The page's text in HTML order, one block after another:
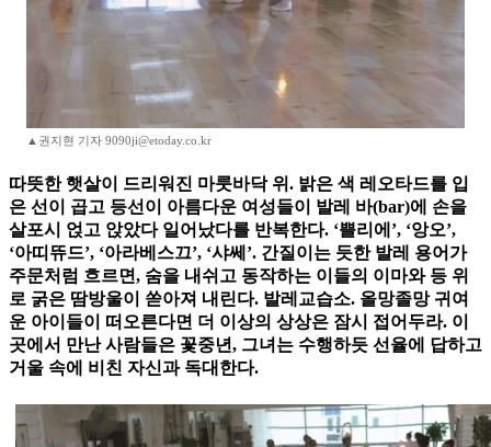
▲권지현 기자 9090ji@etoday.co.kr
따뜻한 햇살이 드리워진 마룻바닥 위. 밝은 색 레오타드를 입
은 선이 곱고 등선이 아름다운 여성들이 발레 바(bar)에 손을
살포시 얹고 앉았다 일어났다를 반복한다. ‘쁠리에’, ‘앙오’,
‘아띠뜌드’, ‘아라베스끄’, ‘샤쎄’. 간질이는 듯한 발레 용어가
주문처럼 흐르면, 숨을 내쉬고 동작하는 이들의 이마와 등 위
로 굵은 땀방울이 쏟아져 내린다. 발레교습소. 올망졸망 귀여
운 아이들이 떠오른다면 더 이상의 상상은 잠시 접어두라. 이
곳에서 만난 사람들은 꽃중년, 그녀는 수행하듯 선율에 답하고
거울 속에 비친 자신과 독대한다.